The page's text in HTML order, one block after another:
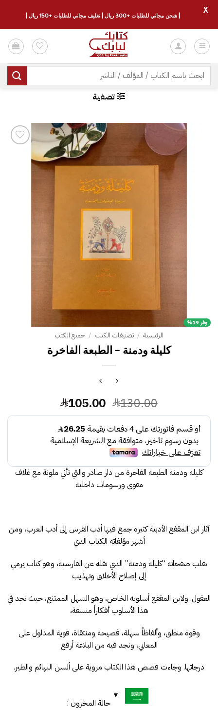
للمحتوى
البحث
عن:
تصفية
وفر 19%
الرئيسية / تصنيفات الكتب / جميع الكتب
كليلة ودمنة – الطبعة الفاخرة
130.00 السعر
الأصلي
هو:
130.00.
105.00 السعر
الحالي
هو:
105.00.
كليلة ودمنة الطبعة الفاخرة من دار صادر والتي تأتي ملونة مع غلاف
مقوى ورسومات داخلية
آثار ابن المقفع الأدبية كثيرة جمع فيها أدب الفرس إلى أدب العرب، ومن
أشهر مؤلفاته الكتاب الذي
نقلب صفحاته “كليلة ودمنة” الذي نقله عن الفارسية، وهو كتاب يرمي
إلى إصلاح الأخلاق وتهذيب
العقول. ولابن المقفع أسلوبه الخاص، وهو السهل الممتنع، حيث تجد في
هذا الأسلوب أفكاراً منسقة،
وقوة منطق، وألفاظاً سهلة، فصيحة ومنتقاة، قوية المدلول على
المعاني، ونجد فيه من البلاغة أرفع
درجاتها. وجاءت قصص هذا الكتاب مروية على ألسن البهائم والطير.
حالة المخزون :
| شحن مجاني للطلبات +300 ريال | تغليف مجاني للطلبات +150 ريال |
X